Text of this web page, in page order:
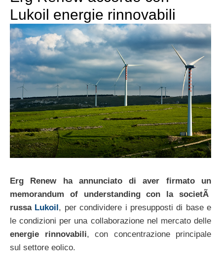
Lukoil energie rinnovabili
Erg Renew ha annunciato di aver firmato un
memorandum of understanding con la societÃ
russa Lukoil , per condividere i presupposti di base e
le condizioni per una collaborazione nel mercato delle
energie rinnovabili, con concentrazione principale
sul settore eolico.